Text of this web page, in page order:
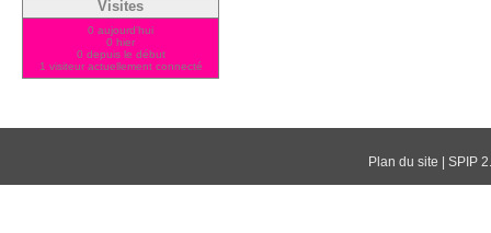
Visites
0 aujourd'hui
0 hier
0 depuis le début
1 visiteur actuellement connecté
Plan du site SPIP